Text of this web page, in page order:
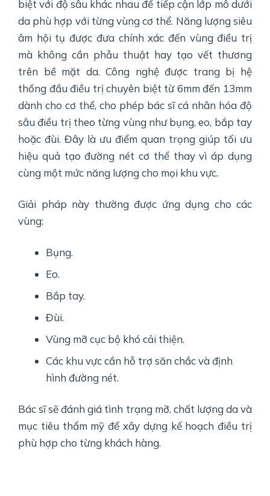
biệt với độ sâu khác nhau để tiếp cận lớp mô dưới
da phù hợp với từng vùng cơ thể. Năng lượng siêu
âm hội tụ được đưa chính xác đến vùng điều trị
mà không cần phẫu thuật hay tạo vết thương
trên bề mặt da. Công nghệ được trang bị hệ
thống đầu điều trị chuyên biệt từ 6mm đến 13mm
dành cho cơ thể, cho phép bác sĩ cá nhân hóa độ
sâu điều trị theo từng vùng như bụng, eo, bắp tay
hoặc đùi. Đây là ưu điểm quan trọng giúp tối ưu
hiệu quả tạo đường nét cơ thể thay vì áp dụng
cùng một mức năng lượng cho mọi khu vực.
Giải pháp này thường được ứng dụng cho các
vùng:
Bụng.
Eo.
Bắp tay.
Đùi.
Vùng mỡ cục bộ khó cải thiện.
Các khu vực cần hỗ trợ săn chắc và định
hình đường nét.
Bác sĩ sẽ đánh giá tình trạng mỡ, chất lượng da và
mục tiêu thẩm mỹ để xây dựng kế hoạch điều trị
phù hợp cho từng khách hàng.